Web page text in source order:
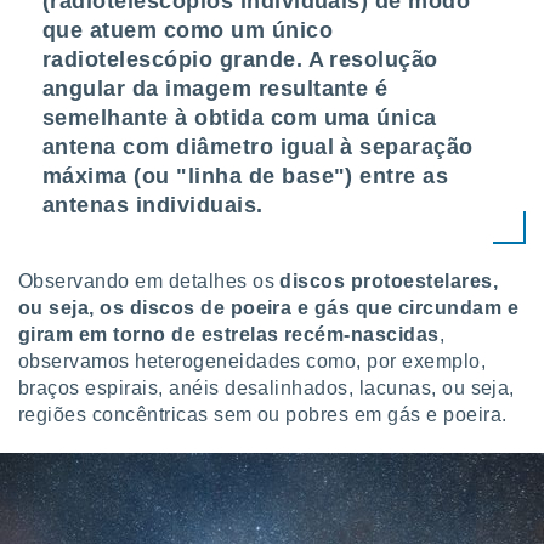
utilizar
criar
da
medir o
dos
os
de
ou
de dados
fontes,
melhorar
dados
que atuem como um único
radiotelescópio grande. A resolução
angular da imagem resultante é
semelhante à obtida com uma única
antena com diâmetro igual à separação
máxima (ou "linha de base") entre as
antenas individuais.
Observando em detalhes osdiscos protoestelares,
ou seja, os discos de poeira e gás que circundam e
giram em torno de estrelas recém-nascidas,
observamos heterogeneidades como, por exemplo,
braços espirais, anéis desalinhados, lacunas, ou seja,
regiões concêntricas sem ou pobres em gás e poeira.